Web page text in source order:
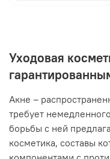
Уходовая
Акне –
требует
борьбы с ней
косметика, составы